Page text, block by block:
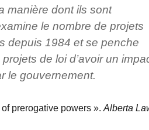
manière dont ils sont
le nombre de projets
depuis 1984 et se penche
de loi d’avoir un
le gouvernement.
prerogative powers ». Alberta